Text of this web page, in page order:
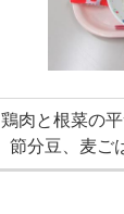
鶏肉と根菜の
節分豆、麦ご